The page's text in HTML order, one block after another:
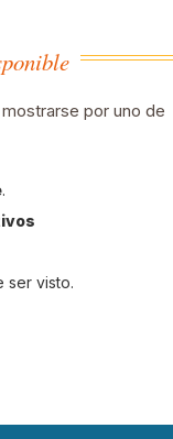
por uno de
.
ser visto.